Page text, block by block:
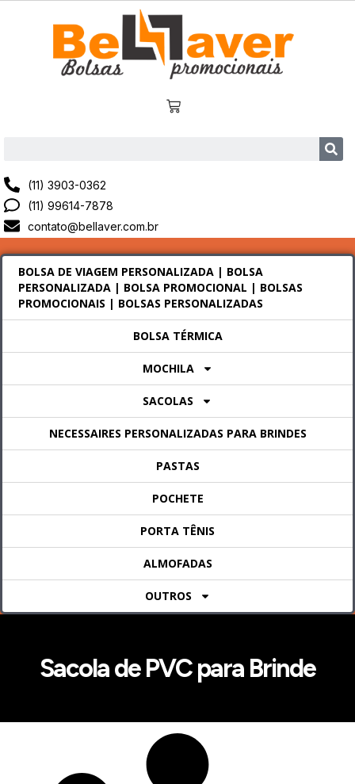
(11) 3903-0362
(11) 99614-7878
contato@bellaver.com.br
BOLSA DE VIAGEM PERSONALIZADA | BOLSA
PERSONALIZADA | BOLSA PROMOCIONAL | BOLSAS
PROMOCIONAIS | BOLSAS PERSONALIZADAS
BOLSA TÉRMICA
MOCHILA
SACOLAS
NECESSAIRES PERSONALIZADAS PARA BRINDES
PASTAS
POCHETE
PORTA TÊNIS
ALMOFADAS
OUTROS
Sacola de PVC para Brinde